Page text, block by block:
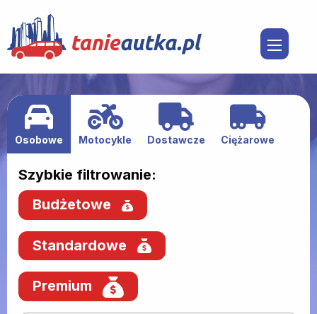
Osobowe Motocykle Dostawcze Ciężarowe
Szybkie filtrowanie:
Budżetowe
Standardowe
Premium